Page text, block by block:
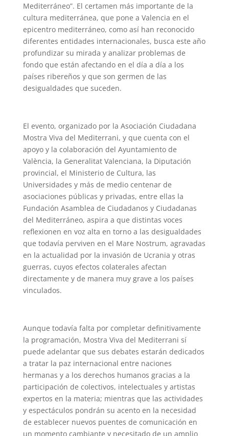
Mediterráneo”. El certamen más importante de la
cultura mediterránea, que pone a Valencia en el
epicentro mediterráneo, como así han reconocido
diferentes entidades internacionales, busca este año
profundizar su mirada y analizar problemas de
fondo que están afectando en el día a día a los
países ribereños y que son germen de las
desigualdades que suceden.
El evento, organizado por la Asociación Ciudadana
Mostra Viva del Mediterrani, y que cuenta con el
apoyo y la colaboración del Ayuntamiento de
València, la Generalitat Valenciana, la Diputación
provincial, el Ministerio de Cultura, las
Universidades y más de medio centenar de
asociaciones públicas y privadas, entre ellas la
Fundación Asamblea de Ciudadanos y Ciudadanas
del Mediterráneo, aspira a que distintas voces
reflexionen en voz alta en torno a las desigualdades
que todavía perviven en el Mare Nostrum, agravadas
en la actualidad por la invasión de Ucrania y otras
guerras, cuyos efectos colaterales afectan
directamente y de manera muy grave a los países
vinculados.
Aunque todavía falta por completar definitivamente
la programación, Mostra Viva del Mediterrani sí
puede adelantar que sus debates estarán dedicados
a tratar la paz internacional entre naciones
hermanas y a los derechos humanos gracias a la
participación de colectivos, intelectuales y artistas
expertos en la materia; mientras que las actividades
y espectáculos pondrán su acento en la necesidad
de establecer nuevos puentes de comunicación en
un momento cambiante y necesitado de un amplio